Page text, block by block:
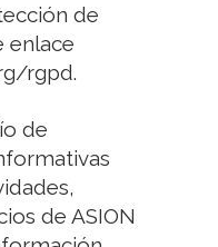
de
enlace
rgpd.
de
de ASION